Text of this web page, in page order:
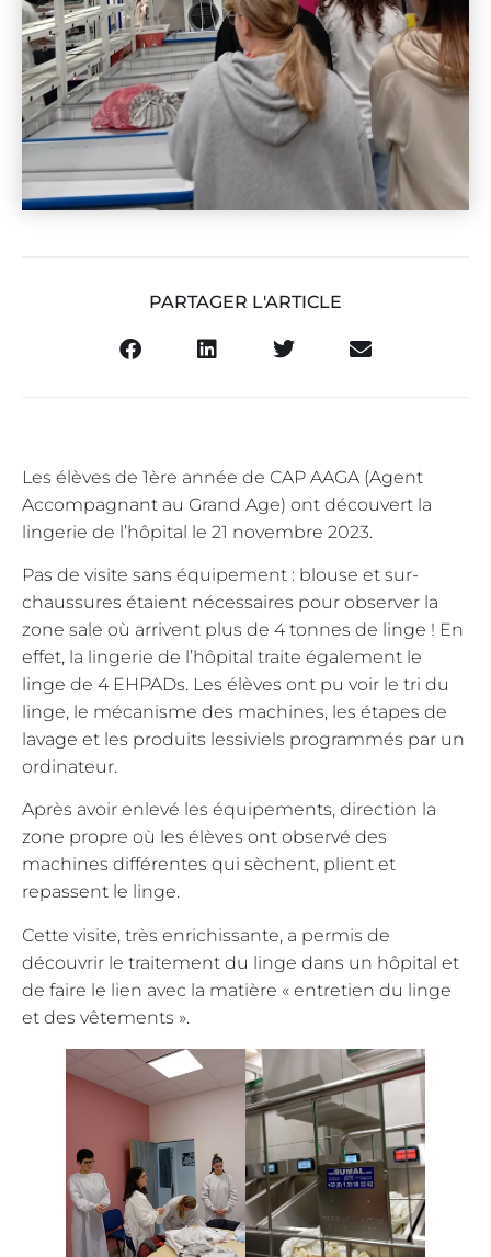
PARTAGER L'ARTICLE
Les élèves de 1ère année de CAP AAGA (Agent
Accompagnant au Grand Age) ont découvert la
lingerie de l’hôpital le 21 novembre 2023.
Pas de visite sans équipement : blouse et sur-
chaussures étaient nécessaires pour observer la
zone sale où arrivent plus de 4 tonnes de linge ! En
effet, la lingerie de l’hôpital traite également le
linge de 4 EHPADs. Les élèves ont pu voir le tri du
linge, le mécanisme des machines, les étapes de
lavage et les produits lessiviels programmés par un
ordinateur.
Après avoir enlevé les équipements, direction la
zone propre où les élèves ont observé des
machines différentes qui sèchent, plient et
repassent le linge.
Cette visite, très enrichissante, a permis de
découvrir le traitement du linge dans un hôpital et
de faire le lien avec la matière « entretien du linge
et des vêtements ».